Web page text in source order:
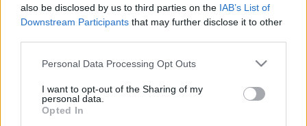
also be disclosed by us to third parties on the IAB’s List of
Downstream Participants that may further disclose it to other
Please note that this website/app uses one or more Google
not limited to your visit or usage behaviour. You may click to
grant or deny consent to Google and its third-party tags to
use your data for below specified purposes in below Google
Personal Data Processing Opt Outs
I want to opt-out of the Sharing of my
personal data.
Opted In
az orgonakoncerteken. Továbbá találkozhatnak a Határon
Túli Magyar Zenészek Szimfonikus Zenekarával, akik célul
átnyúló egységének megőrzését. A népzene is helyet kap a
hangversenyeken, az orgonaművészek mellett többek
között hallhatják a fantasztikus hangú Sebestyén Mártát,